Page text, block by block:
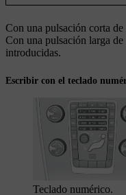
Con una pulsación corta de
Con una pulsación larga de
introducidas.
Escribir con el teclado
Teclado numérico.